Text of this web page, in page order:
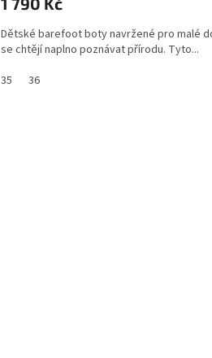
Dětské barefoot boty navržené pro malé
se chtějí naplno poznávat přírodu. Tyto...
35
36